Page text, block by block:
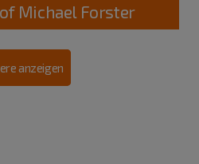
Michael Forster
anzeigen